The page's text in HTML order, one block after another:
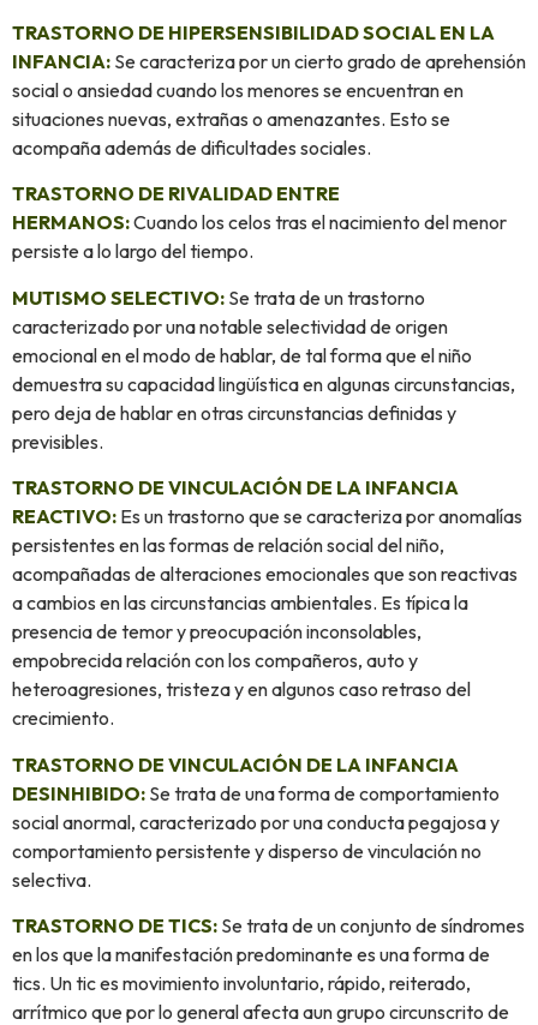
TRASTORNO DE HIPERSENSIBILIDAD SOCIAL EN LA
INFANCIA: Se caracteriza por un cierto grado de aprehensión
social o ansiedad cuando los menores se encuentran en
situaciones nuevas, extrañas o amenazantes. Esto se
acompaña además de dificultades sociales.
TRASTORNO DE RIVALIDAD ENTRE
HERMANOS:Cuando los celos tras el nacimiento del menor
persiste a lo largo del tiempo.
MUTISMO SELECTIVO: Se trata de un trastorno
caracterizado por una notable selectividad de origen
emocional en el modo de hablar, de tal forma que el niño
demuestra su capacidad lingüística en algunas circunstancias,
pero deja de hablar en otras circunstancias definidas y
previsibles.
TRASTORNO DE VINCULACIÓN DE LA INFANCIA
REACTIVO: Es un trastorno que se caracteriza por anomalías
persistentes en las formas de relación social del niño,
acompañadas de alteraciones emocionales que son reactivas
a cambios en las circunstancias ambientales. Es típica la
presencia de temor y preocupación inconsolables,
empobrecida relación con los compañeros, auto y
heteroagresiones, tristeza y en algunos caso retraso del
crecimiento.
TRASTORNO DE VINCULACIÓN DE LA INFANCIA
DESINHIBIDO: Se trata de una forma de comportamiento
social anormal, caracterizado por una conducta pegajosa y
comportamiento persistente y disperso de vinculación no
selectiva.
TRASTORNO DE TICS: Se trata de un conjunto de síndromes
en los que la manifestación predominante es una forma de
tics. Un tic es movimiento involuntario, rápido, reiterado,
arrítmico que por lo general afecta aun grupo circunscrito de